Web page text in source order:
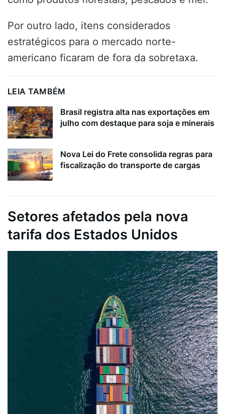
Por outro lado, itens considerados
estratégicos para o mercado norte-
americano ficaram de fora da sobretaxa.
LEIA TAMBÉM
Brasil registra alta nas exportações em
julho com destaque para soja e minerais
Nova Lei do Frete consolida regras para
fiscalização do transporte de cargas
Setores afetados pela nova
tarifa dos Estados Unidos